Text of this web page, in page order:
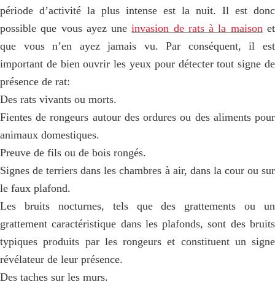
période d’activité la plus intense est la nuit. Il est donc
possible que vous ayez uneinvasion de rats à la maisonet
que vous n’en ayez jamais vu. Par conséquent, il est
important de bien ouvrir les yeux pour détecter tout signe de
présence de rat:
Des rats vivants ou morts.
Fientes de rongeurs autour des ordures ou des aliments pour
animaux domestiques.
Preuve de fils ou de bois rongés.
Signes de terriers dans les chambres à air, dans la cour ou sur
le faux plafond.
Les bruits nocturnes, tels que des grattements ou un
grattement caractéristique dans les plafonds, sont des bruits
typiques produits par les rongeurs et constituent un signe
révélateur de leur présence.
Des taches sur les murs.